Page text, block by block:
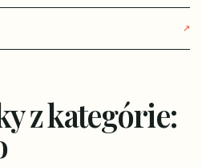
↗
z kategórie: